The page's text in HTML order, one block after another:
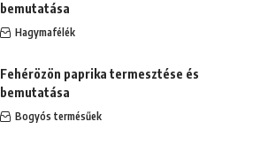
bemutatása
Hagymafélék
Fehérözön paprika termesztése és
bemutatása
Bogyós termésűek